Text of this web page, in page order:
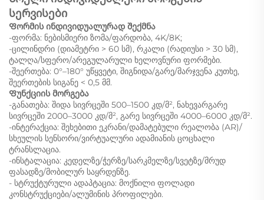
სერვისები
Ფორმის ინდივიდუალურად შექმნა
-ფორმა: ნებისმიერი ზომა/ფარდობა, 4K/8K;
-ცილინდრი (დიამეტრი > 60 სმ), რკალი (რადიუსი > 30 სმ),
ტალღა/სფერო/არეგულარული ხელოვნური ფორმები.
-შეერთება: 0°–180° უწყვეტი, შიგნიდა/გარე/მარჯვენა კუთხე,
შეერთების სიგანე < 0,5 მმ.
Ფუნქციის მორგება
-განათება: შიდა სივრცეში 500–1500 კდ/მ², ნახევარგარე
სივრცეში 2000–3000 კდ/მ², გარე სივრცეში 4000–6000 კდ/მ².
-ინტერაქცია: შეხებითი ეკრანი/დამატებული რეალობა (AR)/
სხეულის სენსორი/ვირტუალური ადამიანის ცოცხალი
ტრანსლაცია.
-ინსტალაცია: კედელზე/ჭერზე/სარკმელზე/სვეტზე/მრუდ
ფასადზე/მობილურ საყრდენზე.
- სტრუქტურული ადაპტაცია: მოქნილი ფოლადი
კონსტრუქციები/ალუმინის პროფილები.